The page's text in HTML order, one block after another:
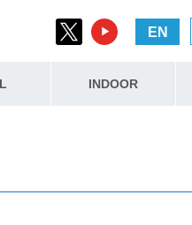
EN
INDOOR